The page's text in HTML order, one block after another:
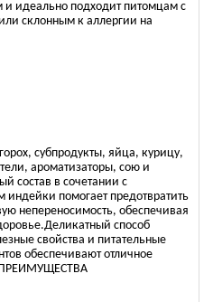
и идеально подходит питомцам с
склонным к аллергии на
субпродукты, яйца, курицу,
ароматизаторы, сою и
состав в сочетании с
помогает предотвратить
непереносимость, обеспечивая
способ
свойства и питательные
обеспечивают отличное